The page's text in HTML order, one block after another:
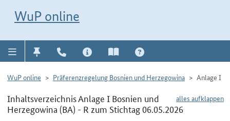
WuP online
WuP online Präferenzregelung Bosnien und Herzegowina Anlage I
alles aufklappen
Inhaltsverzeichnis Anlage I Bosnien und
Herzegowina (BA) - R zum Stichtag 06.05.2026